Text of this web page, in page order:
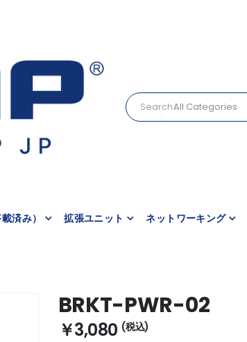
済み） 拡張ユニット ネットワーキング
BRKT-PWR-02
￥3,080